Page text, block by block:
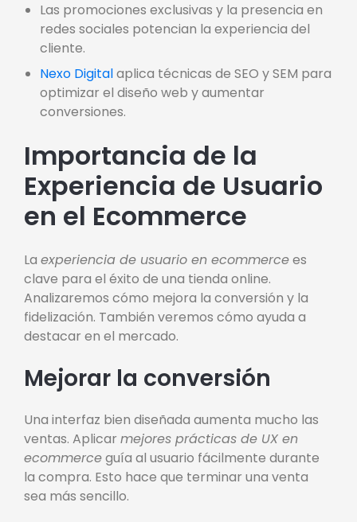
Las promociones exclusivas y la presencia en
redes sociales potencian la experiencia del
cliente.
Nexo Digitalaplica técnicas de SEO y SEM para
optimizar el diseño web y aumentar
conversiones.
Importancia de la
Experiencia de Usuario
en el Ecommerce
La experiencia de usuario en ecommercees
clave para el éxito de una tienda online.
Analizaremos cómo mejora la conversión y la
fidelización. También veremos cómo ayuda a
destacar en el mercado.
Mejorar la conversión
Una interfaz bien diseñada aumenta mucho las
ventas. Aplicar mejores prácticas de UX en
ecommerceguía al usuario fácilmente durante
la compra. Esto hace que terminar una venta
sea más sencillo.